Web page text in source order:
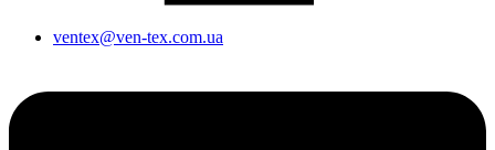
ventex@ven-tex.com.ua